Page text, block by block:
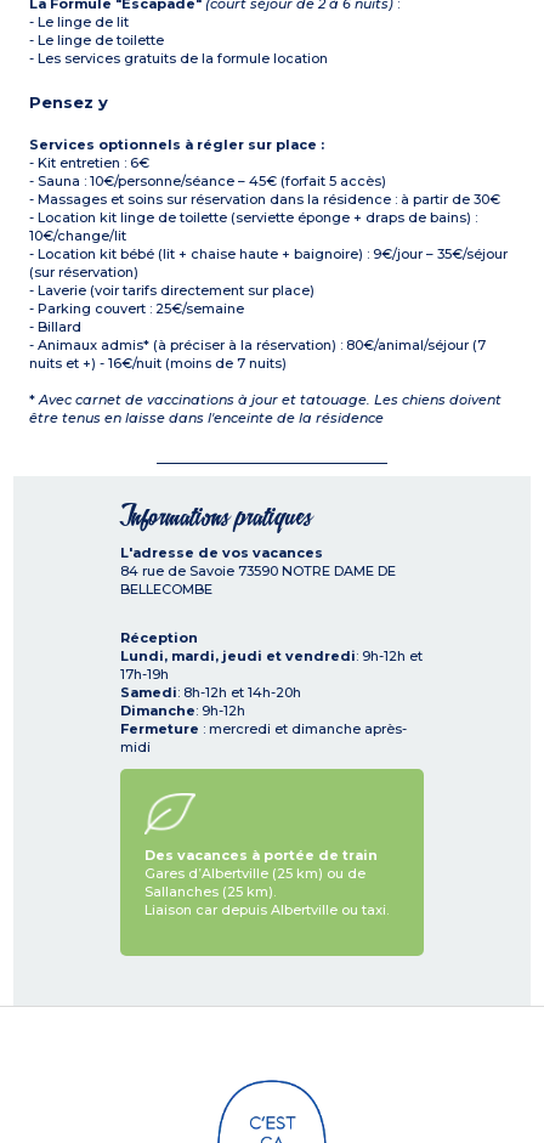
La Formule "Escapade" (court séjour de 2 à 6 nuits) :
- Le linge de lit
- Le linge de toilette
- Les services gratuits de la formule location
Pensez y
Services optionnels à régler sur place :
- Kit entretien : 6€
- Sauna : 10€/personne/séance – 45€ (forfait 5 accès)
- Massages et soins sur réservation dans la résidence : à partir de 30€
- Location kit linge de toilette (serviette éponge + draps de bains) :
10€/change/lit
- Location kit bébé (lit + chaise haute + baignoire) : 9€/jour – 35€/séjour
(sur réservation)
- Laverie (voir tarifs directement sur place)
- Parking couvert : 25€/semaine
- Billard
- Animaux admis* (à préciser à la réservation) : 80€/animal/séjour (7
nuits et +) - 16€/nuit (moins de 7 nuits)
*Avec carnet de vaccinations à jour et tatouage. Les chiens doivent
être tenus en laisse dans l'enceinte de la résidence
Informations pratiques
L'adresse de vos vacances
84 rue de Savoie 73590 NOTRE DAME DE
BELLECOMBE
Réception
Lundi, mardi, jeudi et vendredi: 9h-12h et
17h-19h
Samedi: 8h-12h et 14h-20h
Dimanche: 9h-12h
Fermeture : mercredi et dimanche après-
midi
Des vacances à portée de train
Gares d’Albertville (25 km) ou de
Sallanches (25 km).
Liaison car depuis Albertville ou taxi.